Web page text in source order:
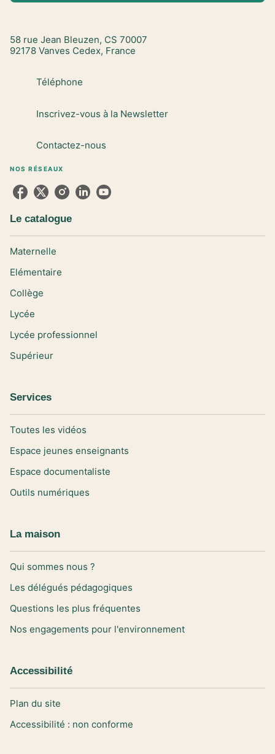
58 rue Jean Bleuzen, CS 70007
92178 Vanves Cedex, France
Téléphone
Inscrivez-vous à la Newsletter
Contactez-nous
NOS RÉSEAUX
Le catalogue
Maternelle
Elémentaire
Collège
Lycée
Lycée professionnel
Supérieur
Services
Toutes les vidéos
Espace jeunes enseignants
Espace documentaliste
Outils numériques
La maison
Qui sommes nous ?
Les délégués pédagogiques
Questions les plus fréquentes
Nos engagements pour l'environnement
Accessibilité
Plan du site
Accessibilité : non conforme